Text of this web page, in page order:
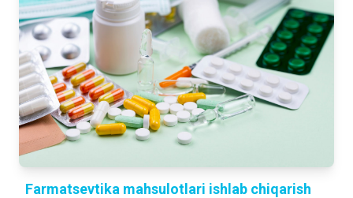
Farmatsevtika mahsulotlari ishlab chiqarish